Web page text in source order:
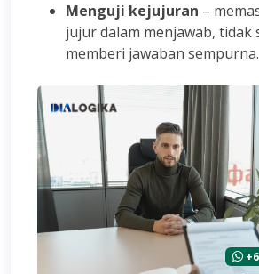
Menguji kejujuran –
jujur dalam menjawab, tidak
memberi jawaban